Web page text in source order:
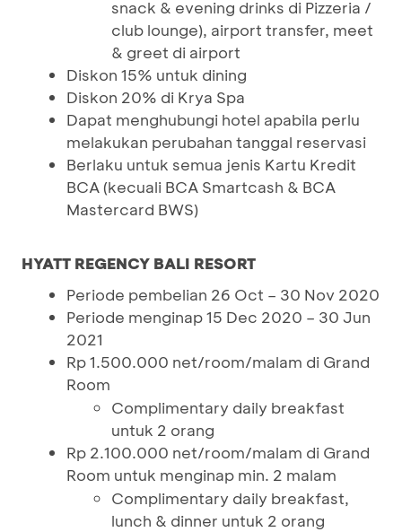
snack & evening drinks di Pizzeria /
club lounge), airport transfer, meet
& greet di airport
Diskon 15% untuk dining
Diskon 20% di Krya Spa
Dapat menghubungi hotel apabila perlu
melakukan perubahan tanggal reservasi
Berlaku untuk semua jenis Kartu Kredit
BCA (kecuali BCA Smartcash & BCA
Mastercard BWS)
HYATT REGENCY BALI RESORT
Periode pembelian 26 Oct – 30 Nov 2020
Periode menginap 15 Dec 2020 – 30 Jun
2021
Rp 1.500.000 net/room/malam di Grand
Room
Complimentary daily breakfast
untuk 2 orang
Rp 2.100.000 net/room/malam di Grand
Room untuk menginap min. 2 malam
Complimentary daily breakfast,
lunch & dinner untuk 2 orang